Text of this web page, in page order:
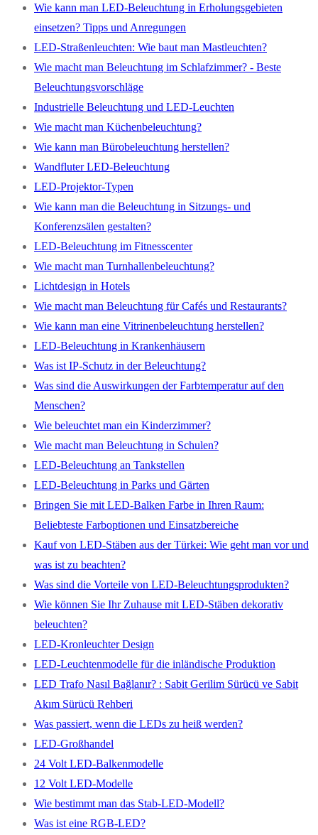
Wie kann man LED-Beleuchtung in Erholungsgebieten
einsetzen? Tipps und Anregungen
LED-Straßenleuchten: Wie baut man Mastleuchten?
Wie macht man Beleuchtung im Schlafzimmer? - Beste
Beleuchtungsvorschläge
Industrielle Beleuchtung und LED-Leuchten
Wie macht man Küchenbeleuchtung?
Wie kann man Bürobeleuchtung herstellen?
Wandfluter LED-Beleuchtung
LED-Projektor-Typen
Wie kann man die Beleuchtung in Sitzungs- und
Konferenzsälen gestalten?
LED-Beleuchtung im Fitnesscenter
Wie macht man Turnhallenbeleuchtung?
Lichtdesign in Hotels
Wie macht man Beleuchtung für Cafés und Restaurants?
Wie kann man eine Vitrinenbeleuchtung herstellen?
LED-Beleuchtung in Krankenhäusern
Was ist IP-Schutz in der Beleuchtung?
Was sind die Auswirkungen der Farbtemperatur auf den
Menschen?
Wie beleuchtet man ein Kinderzimmer?
Wie macht man Beleuchtung in Schulen?
LED-Beleuchtung an Tankstellen
LED-Beleuchtung in Parks und Gärten
Bringen Sie mit LED-Balken Farbe in Ihren Raum:
Beliebteste Farboptionen und Einsatzbereiche
Kauf von LED-Stäben aus der Türkei: Wie geht man vor und
was ist zu beachten?
Was sind die Vorteile von LED-Beleuchtungsprodukten?
Wie können Sie Ihr Zuhause mit LED-Stäben dekorativ
beleuchten?
LED-Kronleuchter Design
LED-Leuchtenmodelle für die inländische Produktion
LED Trafo Nasıl Bağlanır? : Sabit Gerilim Sürücü ve Sabit
Akım Sürücü Rehberi
Was passiert, wenn die LEDs zu heiß werden?
LED-Großhandel
24 Volt LED-Balkenmodelle
12 Volt LED-Modelle
Wie bestimmt man das Stab-LED-Modell?
Was ist eine RGB-LED?